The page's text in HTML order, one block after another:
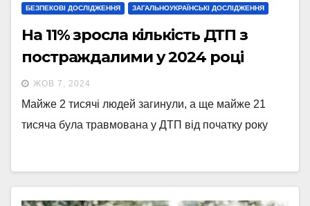
БЕЗПЕКОВІ ДОСЛІДЖЕННЯ ЗАГАЛЬНОУКРАЇНСЬКІ ДОСЛІДЖЕННЯ
На 11% зросла кількість ДТП з
постраждалими у 2024 році
ЖОВ 7, 2024
Майже 2 тисячі людей загинули, а ще майже 21
тисяча була травмована у ДТП від початку року